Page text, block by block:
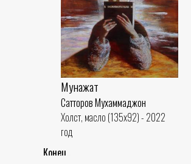
Мунажат
Сатторов Мухаммаджон
Холст, масло (135x92) - 2022
год
..Конец..